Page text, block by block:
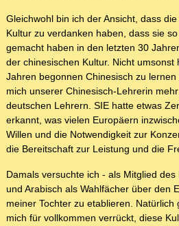
Gleichwohl bin ich der Ansicht, dass
Kultur zu verdanken haben, dass sie
gemacht haben in den letzten 30
der chinesischen Kultur. Nicht umsonst
Jahren begonnen Chinesisch zu
mich unserer Chinesisch-Lehrerin
deutschen Lehrern. SIE hatte etwas
erkannt, was vielen Europäern
Willen und die Notwendigkeit zur
die Bereitschaft zur Leistung und die
Damals versuchte ich - als Mitglied
und Arabisch als Wahlfächer über den
meiner Tochter zu etablieren. Natürlich
mich für vollkommen verrückt, diese